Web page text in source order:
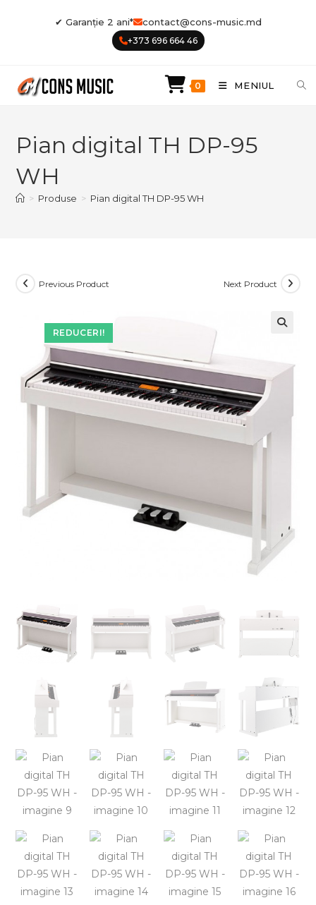
✔ Garanție 2 ani* contact@cons-music.md
+373 696 664 46
0 MENIUL
Pian digital TH DP-95
WH
> Produse > Pian digital TH DP-95 WH
REDUCERI!
Previous Product Next Product